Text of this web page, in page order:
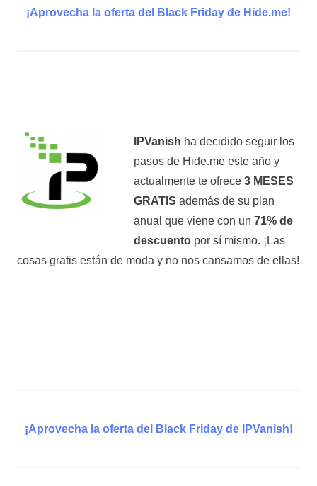
¡Aprovecha la oferta del Black Friday de Hide.me!
IPVanish ha decidido seguir los
pasos de Hide.me este año y
actualmente te ofrece 3 MESES
GRATIS además de su plan
anual que viene con un 71% de
descuentopor sí mismo. ¡Las
cosas gratis están de moda y no nos cansamos de ellas!
¡Aprovecha la oferta del Black Friday de IPVanish!